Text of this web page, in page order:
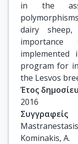
in the
dairy
program for
the Lesvos
Έτος
2016
Συγγραφείς
Kominakis, A.